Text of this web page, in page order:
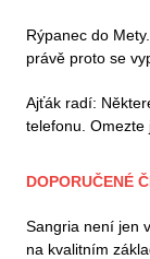
Rýpanec do
právě proto se
Ajťák radí:
telefonu.
DOPORUČENÉ
Sangria není jen
na kvalitním